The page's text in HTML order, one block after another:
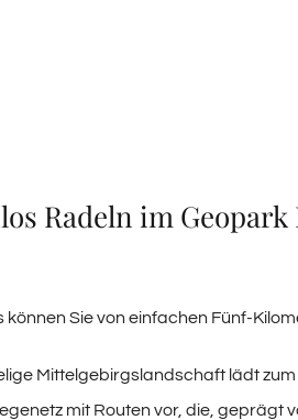
Radeln im
können Sie von einfachen Fünf-
Mittelgebirgslandschaft lädt
mit Routen vor, die, geprägt